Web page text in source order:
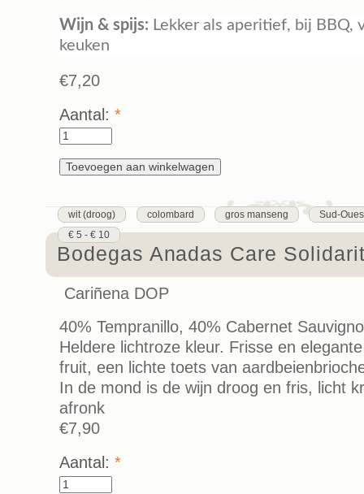
Wijn & spijs: Lekker als aperitief, bij BBQ,
keuken
€7,20
Aantal: *
wit (droog) colombard gros manseng
Sud-
€ 5 - € 10
Bodegas Anadas Care
Cariñena DOP
40% Tempranillo, 40% Cabernet
Heldere lichtroze kleur. Frisse en
fruit, een lichte toets van
In de mond is de wijn droog en fris, licht
afronk
€7,90
Aantal: *